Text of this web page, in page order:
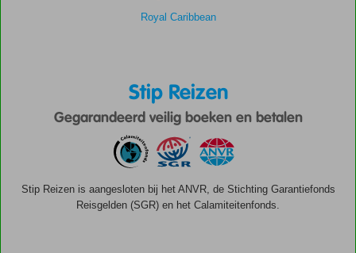
Royal Caribbean
Stip Reizen
Gegarandeerd veilig boeken en betalen
Stip Reizen is aangesloten bij het ANVR, de Stichting Garantiefonds
Reisgelden (SGR) en het Calamiteitenfonds.